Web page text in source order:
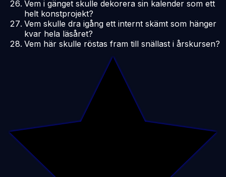
Vem i gänget skulle dekorera sin kalender som ett
helt konstprojekt?
Vem skulle dra igång ett internt skämt som hänger
kvar hela läsåret?
Vem här skulle röstas fram till snällast i årskursen?